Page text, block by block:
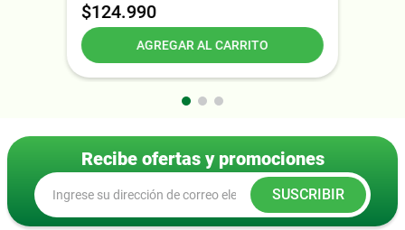
$124.990
AGREGAR AL CARRITO
Recibe ofertas y promociones
SUSCRIBIR